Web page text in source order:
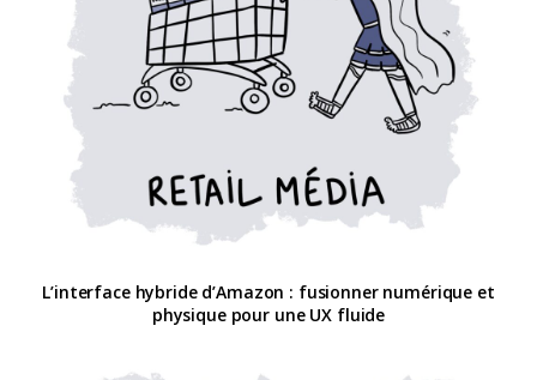
L’interface hybride d’Amazon : fusionner numérique et
physique pour une UX fluide